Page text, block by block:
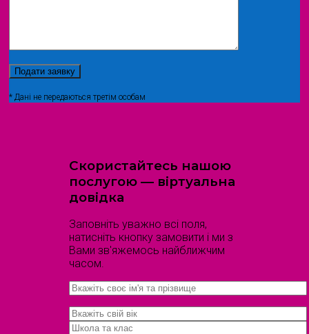
* Дані не передаються третім особам
Скористайтесь нашою
послугою — віртуальна
довідка
Заповніть уважно всі поля,
натисніть кнопку замовити і ми з
Вами зв'яжемось найближчим
часом.